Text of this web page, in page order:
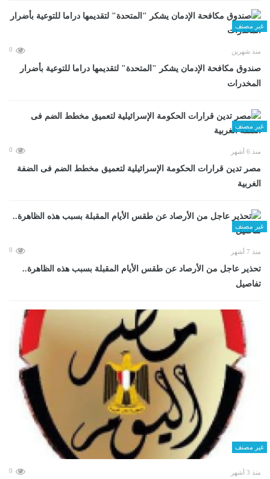
غير مصنف
منذ شهرين 0
صندوق مكافحة الإدمان يشكر "المتحدة" لتقديمها دراما للتوعية بأضرار
المخدرات
غير مصنف
منذ 6 أشهر 0
مصر تدين قرارات الحكومة الإسرائيلية لتعميق مخطط الضم فى الضفة
الغربية
غير مصنف
منذ 7 أشهر 0
تحذير عاجل من الأرصاد عن طقس الأيام المقبلة بسبب هذه الظاهرة..
تفاصيل
غير مصنف
منذ 3 أشهر 0